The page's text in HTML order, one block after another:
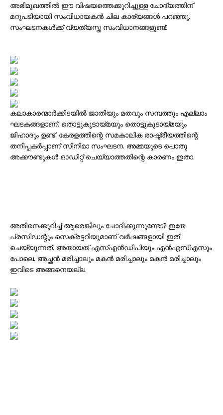
അഭിമുഖത്തിൽ ഈ വിഷയത്തെക്കുറിച്ചുള്ള ചോദ്യത്തിന്
മറുപടിയായി സംവിധായകൻ ചില കാര്യങ്ങൾ പറഞ്ഞു.
സംഘടനകൾക്ക് വ്യത്യസ്ത സംവിധാനങ്ങളുണ്ട്.
കലാകാരന്മാർക്കിടയിൽ ജാതിയും മതവും സമ്പത്തും എല്ലാം
ഘടകങ്ങളാണ്. തൊട്ടുകൂടായ്മയും തൊട്ടുകൂടായ്മയും
ജിഹാദും ഉണ്ട്. കേരളത്തിന്റെ സമകാലിക രാഷ്ട്രീയത്തിന്റെ
തനിപ്പകർപ്പാണ് സിനിമാ സംഘടന. അമ്മയുടെ പൊതു
അക്കൗണ്ടുകൾ ഓഡിറ്റ് ചെയ്യാത്തതിന്റെ കാരണം ഇതാ.
അതിനെക്കുറിച്ച് ആരെങ്കിലും ചോദിക്കുന്നുണ്ടോ? ഇതേ
പ്രസിഡന്റും സെക്രട്ടറിയുമാണ് വർഷങ്ങളായി ഇത്
ചെയ്യുന്നത്. അതായത് എസ്എൻഡിപിയും എൻഎസ്എസും
പോലെ. അച്ഛൻ മരിച്ചാലും മകൻ മരിച്ചാലും മകൻ മരിച്ചാലും
ഇവിടെ അങ്ങനെയല്ല.